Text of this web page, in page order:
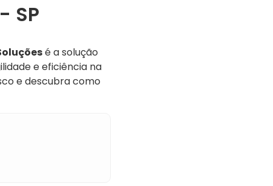
SP
é a solução
e eficiência na
e descubra como